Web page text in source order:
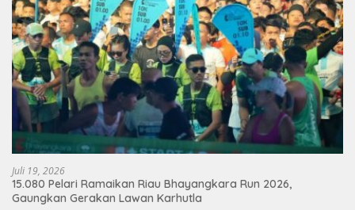
Juli 19, 2026
15.080 Pelari Ramaikan Riau Bhayangkara Run 2026,
Gaungkan Gerakan Lawan Karhutla